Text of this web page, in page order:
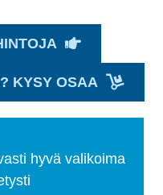
hyvä valikoima
KYSY OSAA